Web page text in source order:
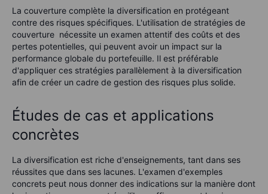
La couverture complète la diversification en protégeant
contre des risques spécifiques. L'utilisation de stratégies de
couverture nécessite un examen attentif des coûts et des
pertes potentielles, qui peuvent avoir un impact sur la
performance globale du portefeuille. Il est préférable
d'appliquer ces stratégies parallèlement à la diversification
afin de créer un cadre de gestion des risques plus solide.
Études de cas et applications
concrètes
La diversification est riche d'enseignements, tant dans ses
réussites que dans ses lacunes. L'examen d'exemples
concrets peut nous donner des indications sur la manière dont